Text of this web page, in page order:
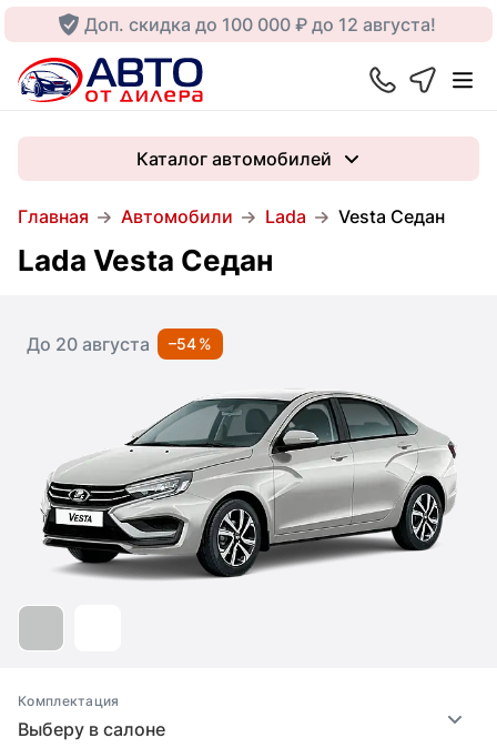
Доп. скидка до 100 000 ₽ до 12 августа!
Главная Автомобили Lada Vesta Седан
Каталог автомобилей
Lada Vesta Седан
До 20 августа –54 %
Выберу в салоне
Комплектация